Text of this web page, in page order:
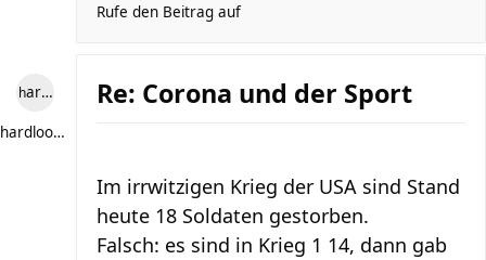
Rufe den Beitrag auf
hardlooper
hardlooper
Re: Corona und der Sport
Im irrwitzigen Krieg der USA sind Stand
heute 18 Soldaten gestorben.
Falsch: es sind in Krieg 1 14, dann gab